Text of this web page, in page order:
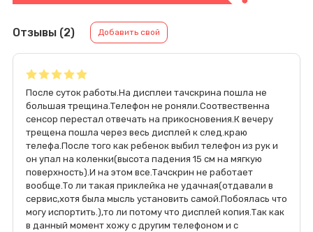
Отзывы (2) Добавить свой
После суток работы.На дисплеи тачскрина пошла не
большая трещина.Телефон не роняли.Соотвественна
сенсор перестал отвечать на прикосновения.К вечеру
трещена пошла через весь дисплей к след.краю
телефа.После того как ребенок выбил телефон из рук и
он упал на коленки(высота падения 15 см на мягкую
поверхность).И на этом все.Тачскрин не работает
вообще.То ли такая приклейка не удачная(отдавали в
сервис,хотя была мысль установить самой.Побоялась что
могу испортить.),то ли потому что дисплей копия.Так как
в данный момент хожу с другим телефоном и с